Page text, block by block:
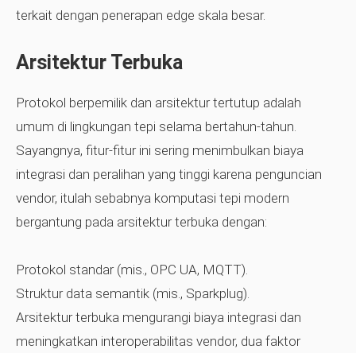
terkait dengan penerapan edge skala besar.
Arsitektur Terbuka
Protokol berpemilik dan arsitektur tertutup adalah
umum di lingkungan tepi selama bertahun-tahun.
Sayangnya, fitur-fitur ini sering menimbulkan biaya
integrasi dan peralihan yang tinggi karena penguncian
vendor, itulah sebabnya komputasi tepi modern
bergantung pada arsitektur terbuka dengan:
Protokol standar (mis., OPC UA, MQTT).
Struktur data semantik (mis., Sparkplug).
Arsitektur terbuka mengurangi biaya integrasi dan
meningkatkan interoperabilitas vendor, dua faktor